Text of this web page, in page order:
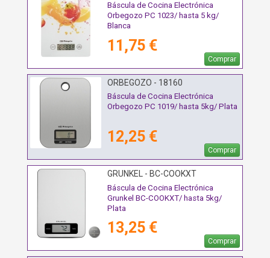
Báscula de Cocina Electrónica
Orbegozo PC 1023/ hasta 5 kg/
Blanca
11,75 €
Comprar
ORBEGOZO - 18160
Báscula de Cocina Electrónica
Orbegozo PC 1019/ hasta 5kg/ Plata
12,25 €
Comprar
GRUNKEL - BC-COOKXT
Báscula de Cocina Electrónica
Grunkel BC-COOKXT/ hasta 5kg/
Plata
13,25 €
Comprar